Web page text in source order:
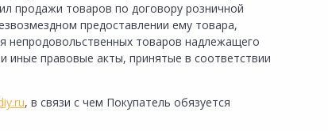
продажи товаров по договору розничной
предоставлении ему товара,
непродовольственных товаров надлежащего
иные правовые акты, принятые в соответствии
, в связи с чем Покупатель обязуется